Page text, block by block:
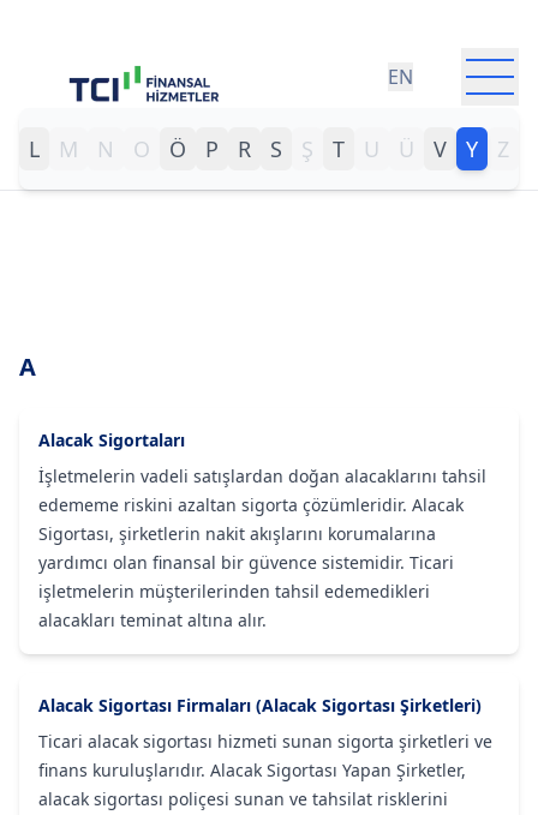
EN
TCI Finansal Hizmetler Grubu
L M N O Ö P R S Ş T U Ü V Y Z
A
Alacak Sigortaları
İşletmelerin vadeli satışlardan doğan alacaklarını tahsil
edememe riskini azaltan sigorta çözümleridir. Alacak
Sigortası, şirketlerin nakit akışlarını korumalarına
yardımcı olan finansal bir güvence sistemidir. Ticari
işletmelerin müşterilerinden tahsil edemedikleri
alacakları teminat altına alır.
Alacak Sigortası Firmaları (Alacak Sigortası Şirketleri)
Ticari alacak sigortası hizmeti sunan sigorta şirketleri ve
finans kuruluşlarıdır. Alacak Sigortası Yapan Şirketler,
alacak sigortası poliçesi sunan ve tahsilat risklerini